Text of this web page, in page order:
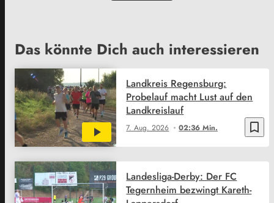
Das könnte Dich auch interessieren
bookmark_border
7. Aug. 2026 02:36 Min.
Landkreis Regensburg:
Probelauf macht Lust auf den
Landkreislauf
Landesliga-Derby: Der FC
Tegernheim bezwingt Kareth-